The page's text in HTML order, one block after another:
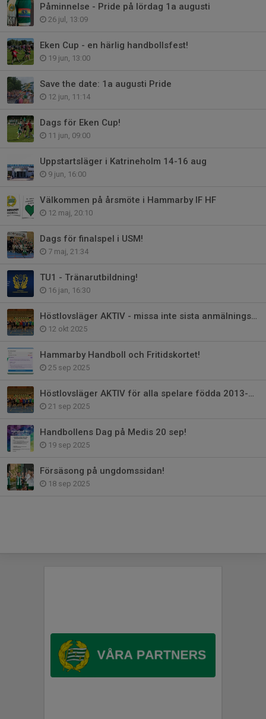
Påminnelse - Pride på lördag 1a augusti
26 jul, 13:09
Eken Cup - en härlig handbollsfest!
19 jun, 13:00
Save the date: 1a augusti Pride
12 jun, 11:14
Dags för Eken Cup!
11 jun, 09:00
Uppstartsläger i Katrineholm 14-16 aug
9 jun, 16:00
Välkommen på årsmöte i Hammarby IF HF
12 maj, 20:10
Dags för finalspel i USM!
7 maj, 21:34
TU1 - Tränarutbildning!
16 jan, 16:30
Höstlovsläger AKTIV - missa inte sista anmälningsdag 14 oktober!
12 okt 2025
Hammarby Handboll och Fritidskortet!
25 sep 2025
Höstlovsläger AKTIV för alla spelare födda 2013-2016 - anmälan öppen!
21 sep 2025
Handbollens Dag på Medis 20 sep!
19 sep 2025
Försäsong på ungdomssidan!
18 sep 2025